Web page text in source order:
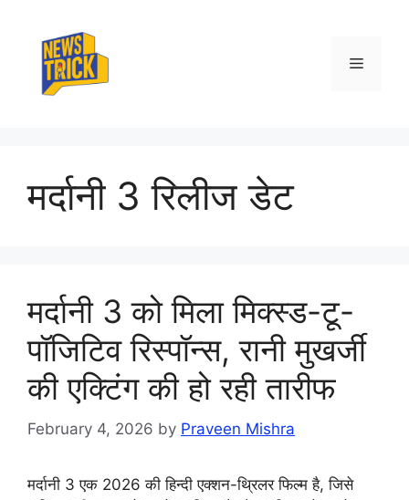
content
Menu
मर्दानी 3 रिलीज डेट
मर्दानी 3 को मिला मिक्स्ड-टू-
पॉजिटिव रिस्पॉन्स, रानी मुखर्जी
की एक्टिंग की हो रही तारीफ
February 4, 2026 by Praveen Mishra
मर्दानी 3 एक 2026 की हिन्दी एक्शन-थ्रिलर फिल्म है, जिसे